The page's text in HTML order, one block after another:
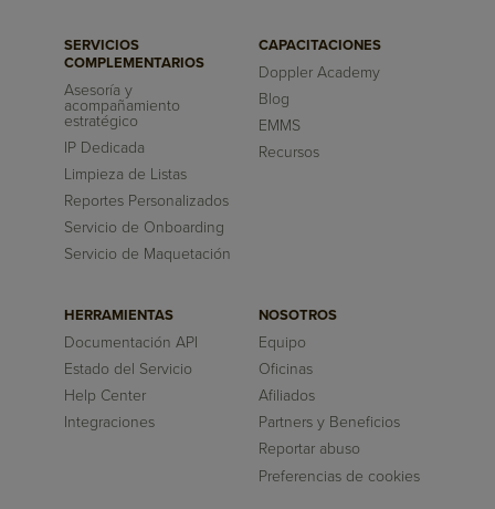
SERVICIOS
COMPLEMENTARIOS
Asesoría y
acompañamiento
estratégico
IP Dedicada
Limpieza de Listas
Reportes Personalizados
Servicio de Onboarding
Servicio de Maquetación
CAPACITACIONES
Doppler Academy
Blog
EMMS
Recursos
HERRAMIENTAS
Documentación API
Estado del Servicio
Help Center
Integraciones
NOSOTROS
Equipo
Oficinas
Afiliados
Partners y Beneficios
Reportar abuso
Preferencias de cookies